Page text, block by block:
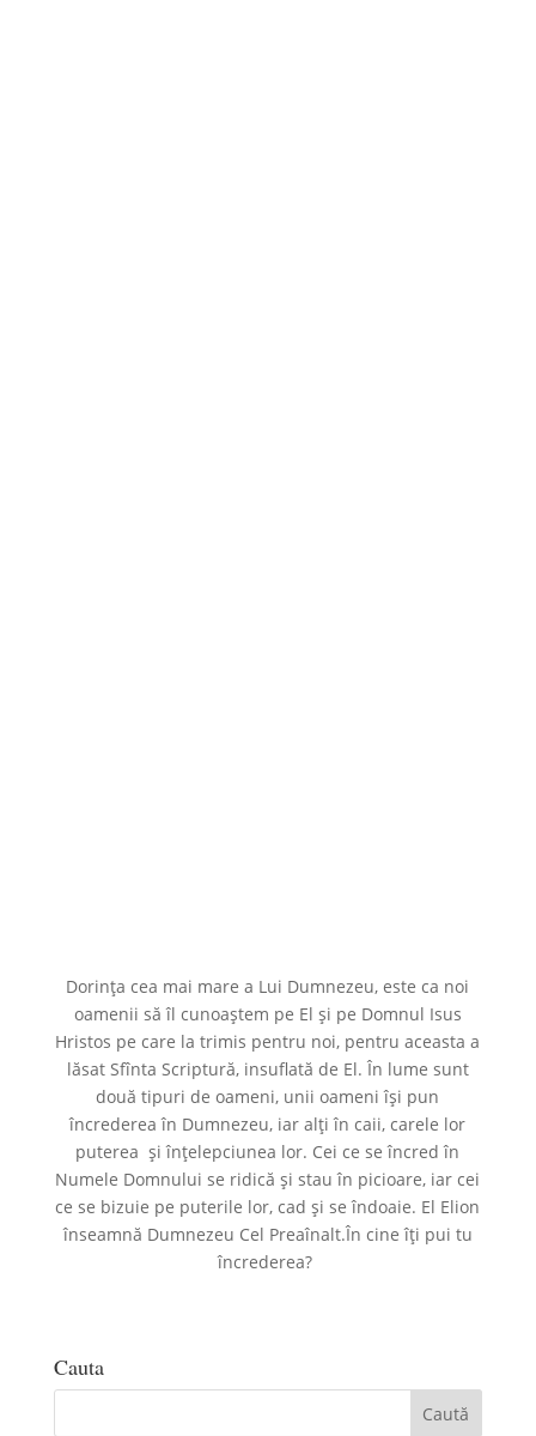
Dorința cea mai mare a Lui Dumnezeu, este ca noi
oamenii să îl cunoaștem pe El și pe Domnul Isus
Hristos pe care la trimis pentru noi, pentru aceasta a
lăsat Sfînta Scriptură, insuflată de El. În lume sunt
două tipuri de oameni, unii oameni își pun
încrederea în Dumnezeu, iar alți în caii, carele lor
puterea și înțelepciunea lor. Cei ce se încred în
Numele Domnului se ridică și stau în picioare, iar cei
ce se bizuie pe puterile lor, cad și se îndoaie. El Elion
înseamnă Dumnezeu Cel Preaînalt.În cine îți pui tu
încrederea?
Cauta